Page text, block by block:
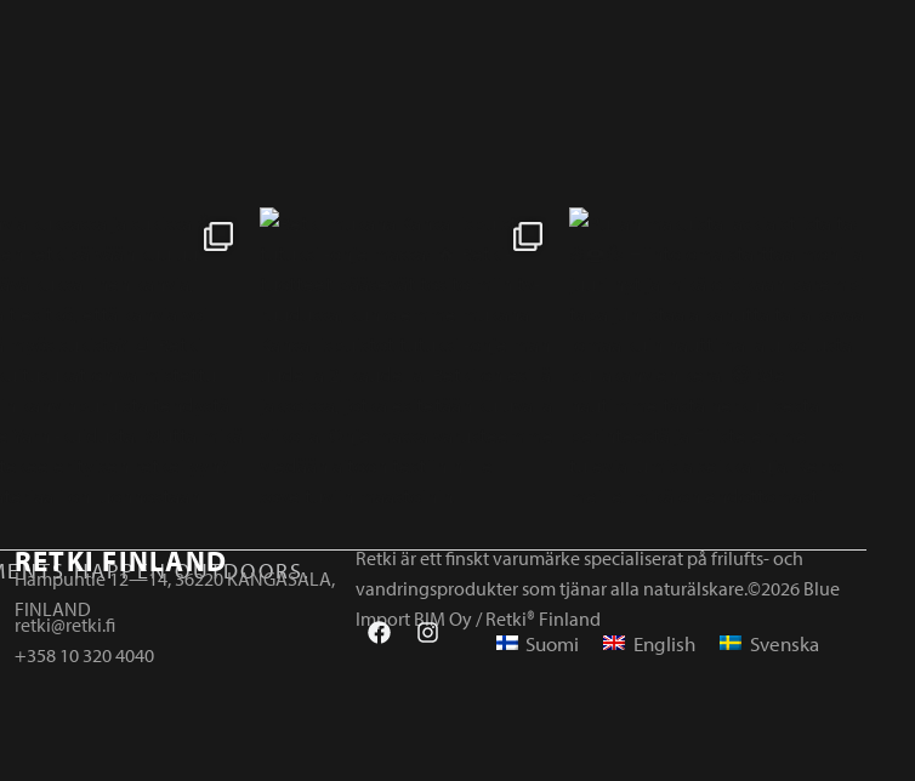
HAPPEN OUTDOORS.
RETKI FINLAND
Hampuntie 12—14, 36220 KANGASALA,
FINLAND
retki@retki.fi
+358 10 320 4040
Retki är ett finskt varumärke specialiserat på frilufts- och
vandringsprodukter som tjänar alla naturälskare.©2026 Blue
Import BIM Oy / Retki® Finland
Suomi English Svenska